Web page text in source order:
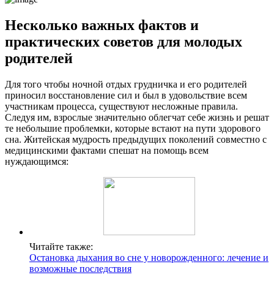
Несколько важных фактов и
практических советов для молодых
родителей
Для того чтобы ночной отдых грудничка и его родителей
приносил восстановление сил и был в удовольствие всем
участникам процесса, существуют несложные правила.
Следуя им, взрослые значительно облегчат себе жизнь и решат
те небольшие проблемки, которые встают на пути здорового
сна. Житейская мудрость предыдущих поколений совместно с
медицинскими фактами спешат на помощь всем
нуждающимся:
Читайте также:
Остановка дыхания во сне у новорожденного: лечение и
возможные последствия